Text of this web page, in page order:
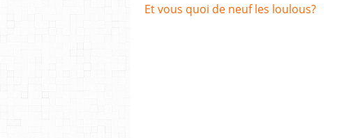
Et vous quoi de neuf les loulous?